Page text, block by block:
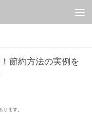
節約方法の実例を
ます。